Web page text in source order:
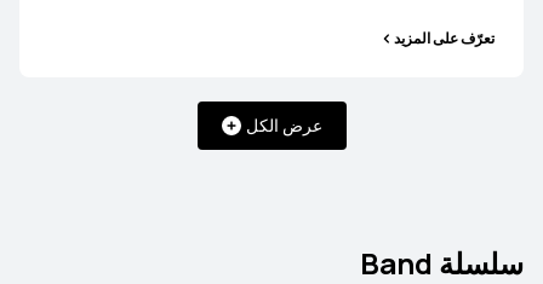
تعرّف على المزيد
عرض الكل
سلسلة Band